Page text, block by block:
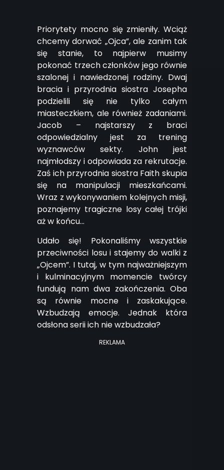
Priorytety mocno się zmieniły. Wciąż
chcemy dorwać „Ojca”, ale zanim tak
się stanie, to najpierw musimy
pokonać trzech członków jego równie
szalonej i nawiedzonej rodziny. Dwaj
bracia i przyrodnia siostra Josepha
podzielili się nie tylko całym
miasteczkiem, ale również zadaniami.
Jacob – najstarszy z braci
odpowiedzialny jest za trening
wyznawców sekty. John jest
najmłodszy i odpowiada za rekrutacje.
Zaś ich przyrodnia siostra Faith skupia
się na manipulacji mieszkańcami.
Wraz z wykonywaniem kolejnych misji,
poznajemy tragiczne losy całej trójki
aż w końcu…
Udało się! Pokonaliśmy wszystkie
przeciwności losu i stajemy do walki z
„Ojcem”. I tutaj, w tym najważniejszym
i kulminacyjnym momencie twórcy
fundują nam dwa zakończenia. Oba
są równie mocne i zaskakujące.
Wzbudzają emocje. Jednak która
odsłona serii ich nie wzbudzała?
REKLAMA